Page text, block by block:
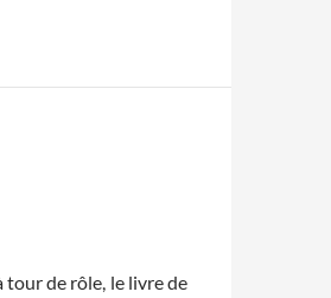
tour de rôle, le livre de